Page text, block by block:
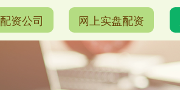
资公司 网上实盘配资